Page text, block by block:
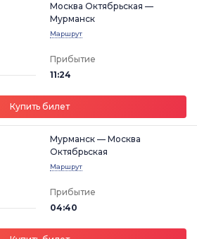
Москва Октябрьская —
Мурманск
Маршрут
Прибытие
11:24
Купить билет
Мурманск — Москва
Октябрьская
Маршрут
Прибытие
04:40